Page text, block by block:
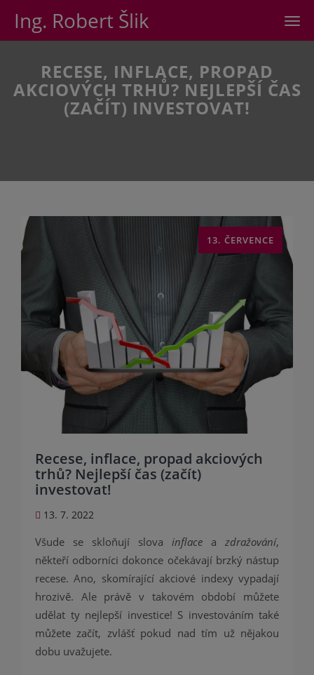
Ing. Robert Šlik
RECESE, INFLACE, PROPAD
AKCIOVÝCH TRHŮ? NEJLEPŠÍ ČAS
(ZAČÍT) INVESTOVAT!
Recese, inflace, propad akciových
trhů? Nejlepší čas (začít)
investovat!
13. 7. 2022
13. ČERVENCE
Všude se skloňují slova inflace a zdražování,
někteří odborníci dokonce očekávají brzký nástup
recese. Ano, skomírající akciové indexy vypadají
hrozivě. Ale právě v takovém období můžete
udělat ty nejlepší investice! S investováním také
můžete začít, zvlášť pokud nad tím už nějakou
dobu uvažujete.